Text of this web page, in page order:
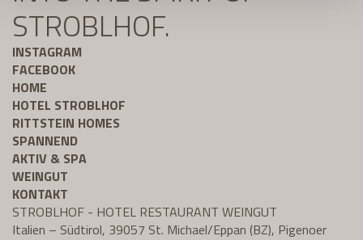
STROBLHOF.
INSTAGRAM
FACEBOOK
HOME
HOTEL STROBLHOF
RITTSTEIN HOMES
SPANNEND
AKTIV & SPA
WEINGUT
KONTAKT
STROBLHOF - HOTEL RESTAURANT WEINGUT
Italien – Südtirol, 39057 St. Michael/Eppan (BZ), Pigenoer